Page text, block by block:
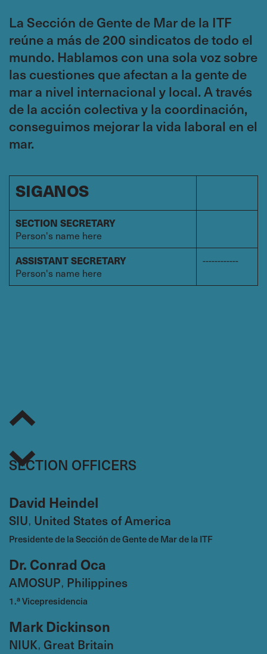
La Sección de Gente de Mar de la ITF
reúne a más de 200 sindicatos de todo el
mundo. Hablamos con una sola voz sobre
las cuestiones que afectan a la gente de
mar a nivel internacional y local. A través
de la acción colectiva y la coordinación,
conseguimos mejorar la vida laboral en el
mar.
SIGANOS
SECTION SECRETARY
Person's name here
ASSISTANT SECRETARY
Person's name here
------------
SECTION OFFICERS
David Heindel
SIU, United States of America
Presidente de la Sección de Gente de Mar de la ITF
Dr. Conrad Oca
AMOSUP, Philippines
1.ª Vicepresidencia
Mark Dickinson
NIUK, Great Britain